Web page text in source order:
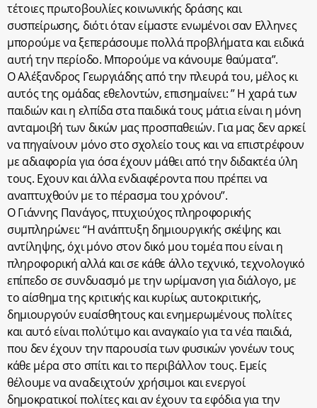
τέτοιες πρωτοβουλίες κοινωνικής δράσης και
συσπείρωσης, διότι όταν είμαστε ενωμένοι σαν Ελληνες
μπορούμε να ξεπεράσουμε πολλά προβλήματα και ειδικά
αυτή την περίοδο. Μπορούμε να κάνουμε θαύματα”.
Ο Αλέξανδρος Γεωργιάδης από την πλευρά του, μέλος κι
αυτός της ομάδας εθελοντών, επισημαίνει: ” Η χαρά των
παιδιών και η ελπίδα στα παιδικά τους μάτια είναι η μόνη
ανταμοιβή των δικών μας προσπαθειών. Για μας δεν αρκεί
να πηγαίνουν μόνο στο σχολείο τους και να επιστρέφουν
με αδιαφορία για όσα έχουν μάθει από την διδακτέα ύλη
τους. Εχουν και άλλα ενδιαφέροντα που πρέπει να
αναπτυχθούν με το πέρασμα του χρόνου”.
Ο Γιάννης Πανάγος, πτυχιούχος πληροφορικής
συμπληρώνει: “Η ανάπτυξη δημιουργικής σκέψης και
αντίληψης, όχι μόνο στον δικό μου τομέα που είναι η
πληροφορική αλλά και σε κάθε άλλο τεχνικό, τεχνολογικό
επίπεδο σε συνδυασμό με την ωρίμανση για διάλογο, με
το αίσθημα της κριτικής και κυρίως αυτοκριτικής,
δημιουργούν ευαίσθητους και ενημερωμένους πολίτες
και αυτό είναι πολύτιμο και αναγκαίο για τα νέα παιδιά,
που δεν έχουν την παρουσία των φυσικών γονέων τους
κάθε μέρα στο σπίτι και το περιβάλλον τους. Εμείς
θέλουμε να αναδειχτούν χρήσιμοι και ενεργοί
δημοκρατικοί πολίτες και αν έχουν τα εφόδια για την